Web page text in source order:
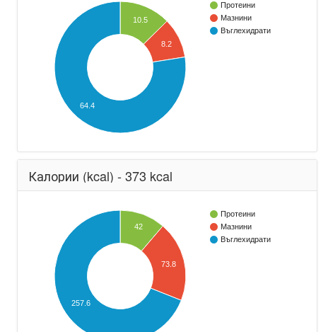
Протеини
Мазнини
Въглехидрати
10.5
8.2
64.4
Калории (kcal) - 373 kcal
Протеини
Мазнини
Въглехидрати
42
73.8
257.6